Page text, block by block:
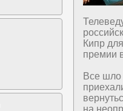
Кипр
премии
Все шло